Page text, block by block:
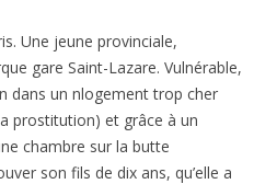
Une jeune provinciale,
gare Saint-Lazare. Vulnérable,
dans un nlogement trop cher
prostitution) et grâce à un
chambre sur la butte
son fils de dix ans, qu’elle a